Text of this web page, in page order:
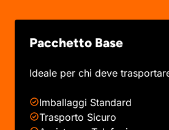
Pacchetto Base
Ideale per chi deve
Imballaggi Standard
Trasporto Sicuro